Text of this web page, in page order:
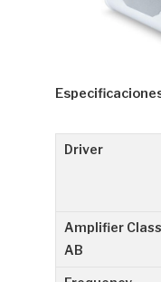
Driver
Amplifier Class
AB